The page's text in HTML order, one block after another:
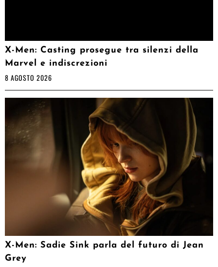
X-Men: Casting prosegue tra silenzi della
Marvel e indiscrezioni
8 AGOSTO 2026
X-Men: Sadie Sink parla del futuro di Jean
Grey